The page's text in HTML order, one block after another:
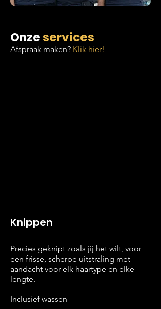
Onze services
Afspraak maken? Klik hier!
Knippen
Precies geknipt zoals jij het wilt, voor
een frisse, scherpe uitstraling met
aandacht voor elk haartype en elke
lengte.
Inclusief wassen